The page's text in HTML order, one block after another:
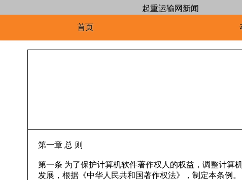
起重运输网新闻
首页
第一章 总 则
第一条 为了保护计算机软件著作权人的权益，调整计算
发展，根据《中华人民共和国著作权法》，制定本条例。